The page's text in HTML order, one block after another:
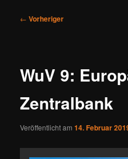
Beitragsnavigation
← Vorheriger
WuV 9:
Zentralbank
Veröffentlicht am14. Februar